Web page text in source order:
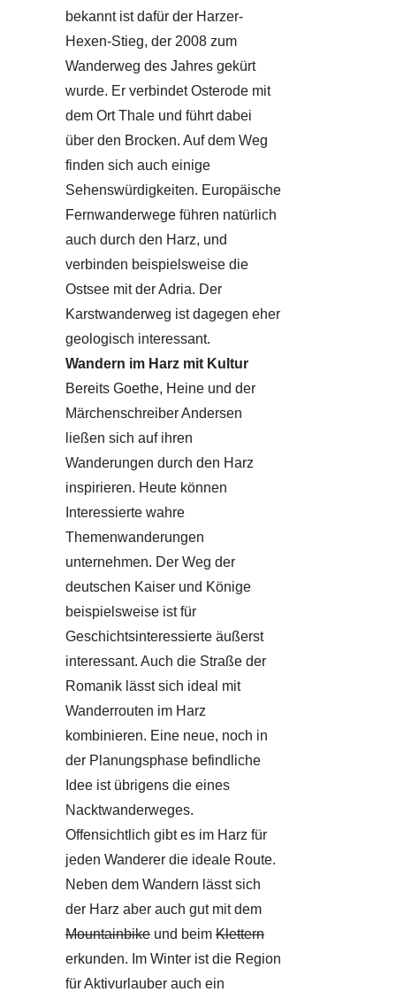
bekannt ist dafür der Harzer-
Hexen-Stieg, der 2008 zum
Wanderweg des Jahres gekürt
wurde. Er verbindet Osterode mit
dem Ort Thale und führt dabei
über den Brocken. Auf dem Weg
finden sich auch einige
Sehenswürdigkeiten. Europäische
Fernwanderwege führen natürlich
auch durch den Harz, und
verbinden beispielsweise die
Ostsee mit der Adria. Der
Karstwanderweg ist dagegen eher
geologisch interessant.
Wandern im Harz mit Kultur
Bereits Goethe, Heine und der
Märchenschreiber Andersen
ließen sich auf ihren
Wanderungen durch den Harz
inspirieren. Heute können
Interessierte wahre
Themenwanderungen
unternehmen. Der Weg der
deutschen Kaiser und Könige
beispielsweise ist für
Geschichtsinteressierte äußerst
interessant. Auch die Straße der
Romanik lässt sich ideal mit
Wanderrouten im Harz
kombinieren. Eine neue, noch in
der Planungsphase befindliche
Idee ist übrigens die eines
Nacktwanderweges.
Offensichtlich gibt es im Harz für
jeden Wanderer die ideale Route.
Neben dem Wandern lässt sich
der Harz aber auch gut mit dem
Mountainbike und beim Klettern
erkunden. Im Winter ist die Region
für Aktivurlauber auch ein